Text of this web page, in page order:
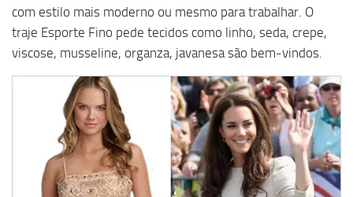
com estilo mais moderno ou mesmo para trabalhar. O
traje Esporte Fino pede tecidos como linho, seda, crepe,
viscose, musseline, organza, javanesa são bem-vindos.